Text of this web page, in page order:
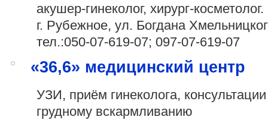
акушер-гинеколог, хирург-косметолог.
г. Рубежное, ул. Богдана
тел.:050-07-619-07; 097-07-619-07
«36,6» медицинский центр
УЗИ, приём гинеколога,
грудному вскармливанию